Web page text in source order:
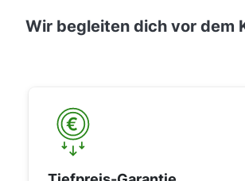
Wir begleiten dich vor dem